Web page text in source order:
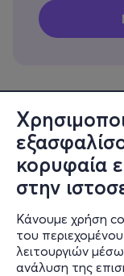
κορυφαία
στην
Κάνουμε χρήση
του
λειτουργιών
ανάλυση της
Πληροφορίες
Υποστήριξη
Stay